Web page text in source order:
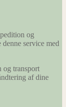
og
service med
og transport
af dine